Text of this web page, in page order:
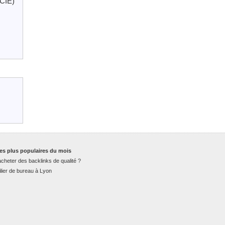
plus populaires du mois
des backlinks de qualité ?
de bureau à Lyon